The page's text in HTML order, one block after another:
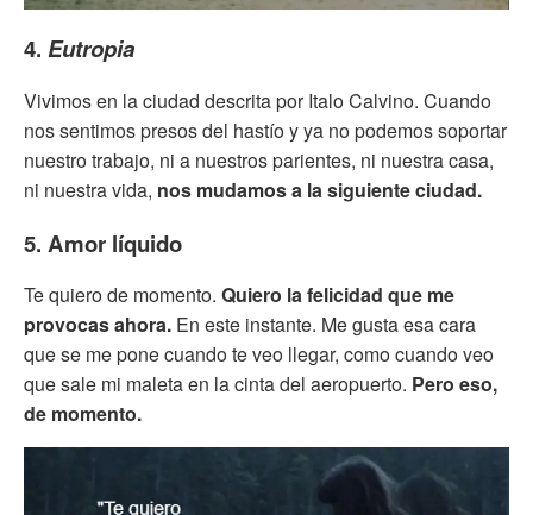
4. Eutropia
Vivimos en la ciudad descrita por Italo Calvino. Cuando
nos sentimos presos del hastío y ya no podemos soportar
nuestro trabajo, ni a nuestros parientes, ni nuestra casa,
ni nuestra vida, nos mudamos a la siguiente ciudad.
5. Amor líquido
Te quiero de momento. Quiero la felicidad que me
provocas ahora. En este instante. Me gusta esa cara
que se me pone cuando te veo llegar, como cuando veo
que sale mi maleta en la cinta del aeropuerto. Pero eso,
de momento.